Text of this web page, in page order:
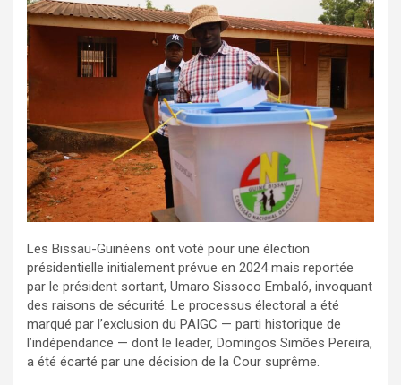
Les Bissau-Guinéens ont voté pour une élection
présidentielle initialement prévue en 2024 mais reportée
par le président sortant, Umaro Sissoco Embaló, invoquant
des raisons de sécurité. Le processus électoral a été
marqué par l’exclusion du PAIGC — parti historique de
l’indépendance — dont le leader, Domingos Simões Pereira,
a été écarté par une décision de la Cour suprême.